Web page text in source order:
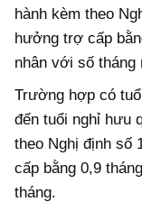
hành kèm theo
hưởng trợ cấp
nhân với số
Trường hợp có
đến tuổi nghỉ hưu
theo Nghị định số
cấp bằng 0,9
tháng.